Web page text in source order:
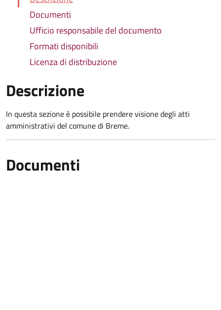
Documenti
Ufficio responsabile del documento
Formati disponibili
Licenza di distribuzione
Descrizione
In questa sezione è possibile prendere visione degli atti
amministrativi del comune di Breme.
Documenti